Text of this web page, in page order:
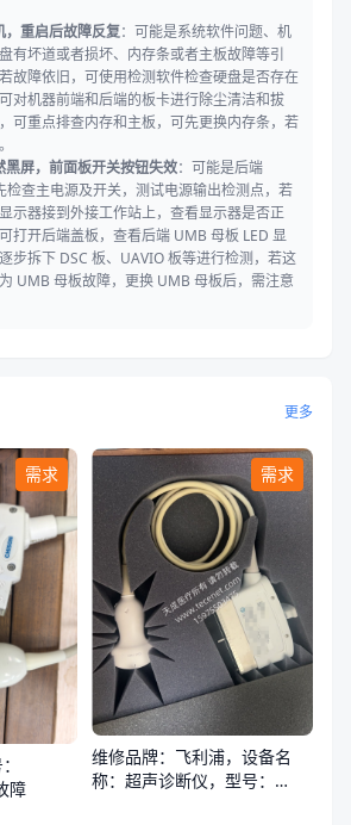
，重启后故障反复：可能是系统软件问题、机
有坏道或者损坏、内存条或者主板故障等引
故障依旧，可使用检测软件检查硬盘是否存在
对机器前端和后端的板卡进行除尘清洁和拔
可重点排查内存和主板，可先更换内存条，若
屏，前面板开关按钮失效：可能是后端
检查主电源及开关，测试电源输出检测点，若
示器接到外接工作站上，查看显示器是否正
打开后端盖板，查看后端 UMB 母板 LED 显
步拆下 DSC 板、UAVIO 板等进行检测，若这
UMB 母板故障，更换 UMB 母板后，需注意
更多
需求
障
需求
维修品牌：飞利浦，设备名
称：超声诊断仪，型号：